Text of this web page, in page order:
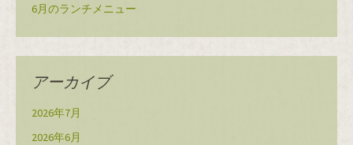
6月のランチメニュー
アーカイブ
2026年7月
2026年6月